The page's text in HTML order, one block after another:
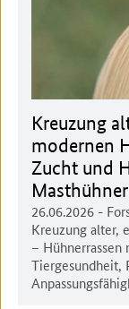
Kreuzung
modernen
Zucht und
26.06.2026 -
Kreuzung alter,
–
Tiergesundheit,